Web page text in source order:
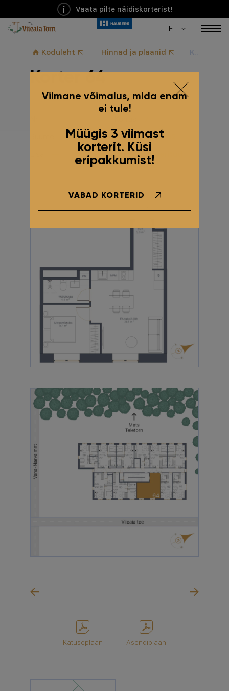
Vaata pilte näidiskorterist!
ET
Koduleht Hinnad ja plaanid Korter 64
Korter 64
Suurus
40.6 m2
Hind Broneeritud
* Hind sisaldab KM
Katuseplaan Asendiplaan
Viimane võimalus, mida enam
ei tule!
Müügis 3 viimast
korterit. Küsi
eripakkumist!
VABAD KORTERID